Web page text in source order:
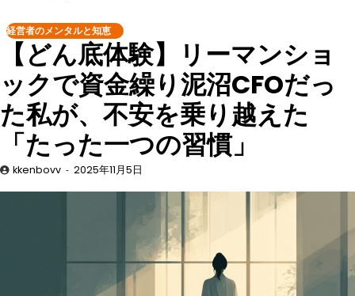
経営者のメンタルと知恵
【どん底体験】リーマンショ
ックで資金繰り泥沼CFOだっ
た私が、不安を乗り越えた
「たった一つの習慣」
kkenbovv 2025年11月5日